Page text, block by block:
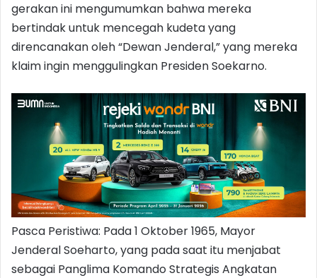
gerakan ini mengumumkan bahwa mereka
bertindak untuk mencegah kudeta yang
direncanakan oleh “Dewan Jenderal,” yang mereka
klaim ingin menggulingkan Presiden Soekarno.
Pasca Peristiwa: Pada 1 Oktober 1965, Mayor
Jenderal Soeharto, yang pada saat itu menjabat
sebagai Panglima Komando Strategis Angkatan